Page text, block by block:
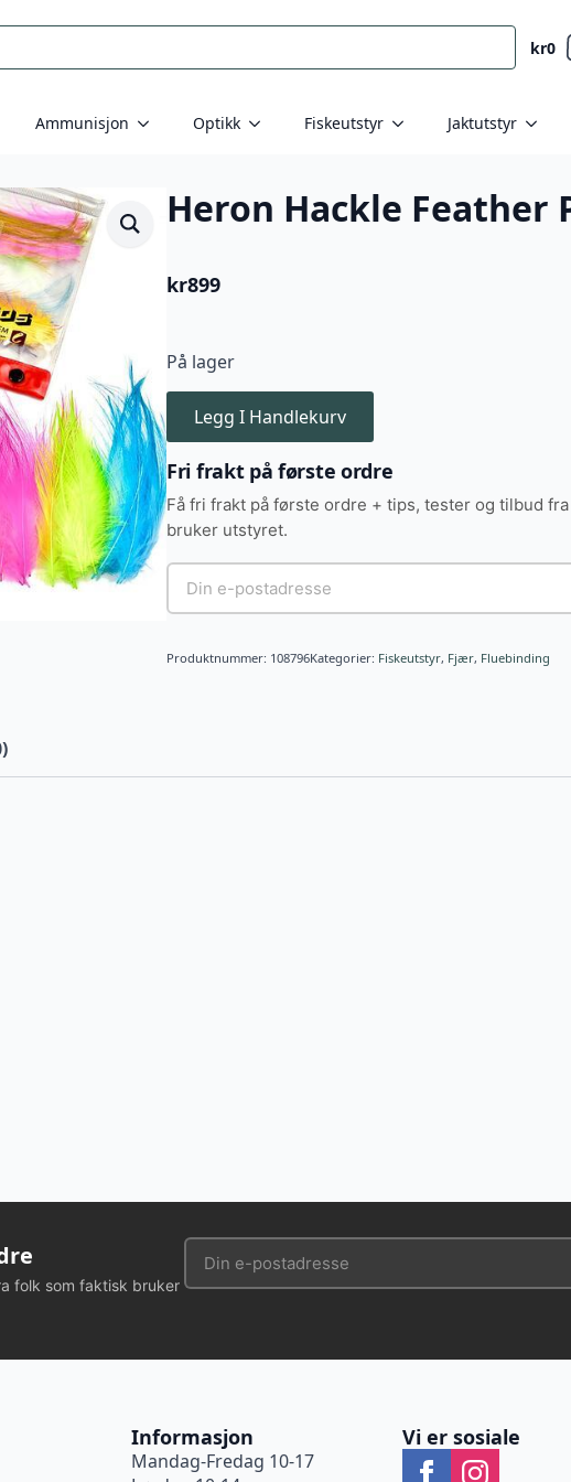
kr0
Ammunisjon Optikk Fiskeutstyr Jaktutstyr
Heron Hackle Feather
kr899
På lager
Legg I Handlekurv
Fri frakt på første ordre
Få fri frakt på første ordre + tips, tester og tilbud
bruker utstyret.
Produktnummer: 108796Kategorier: Fiskeutstyr, Fjær, Fluebinding
folk som faktisk bruker
Informasjon
Mandag-Fredag 10-17
Vi er sosiale